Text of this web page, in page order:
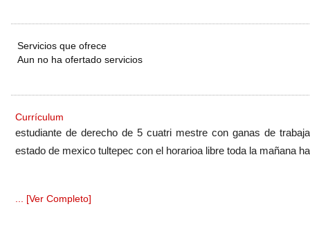
Servicios que ofrece
Aun no ha ofertado servicios
Currículum
estudiante de derecho de 5 cuatri mestre con ganas de
estado de mexico tultepec con el horarioa libre toda la mañana
... [Ver Completo]